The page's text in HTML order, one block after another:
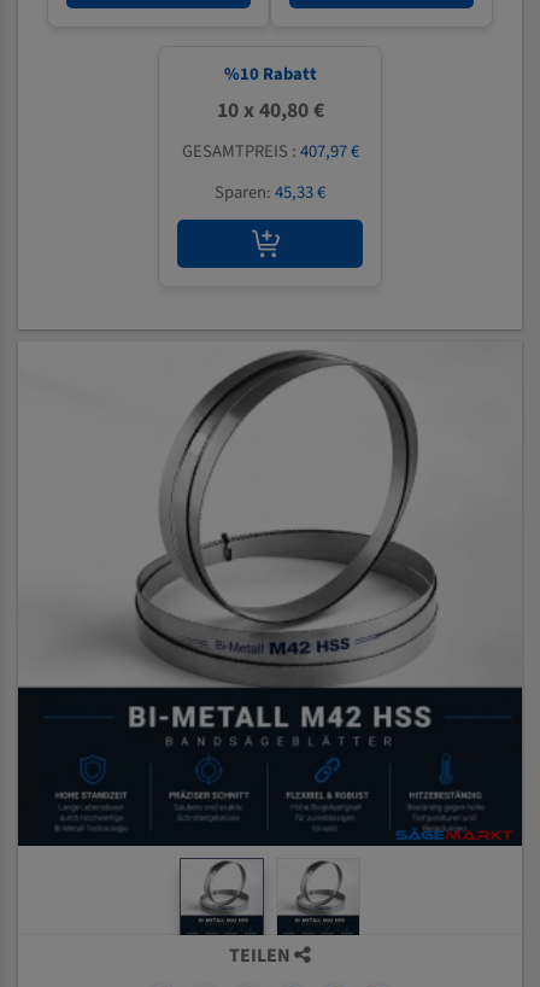
%10 Rabatt
10 x 40,80 €
GESAMTPREIS :407,97 €
Sparen:45,33 €
TEILEN